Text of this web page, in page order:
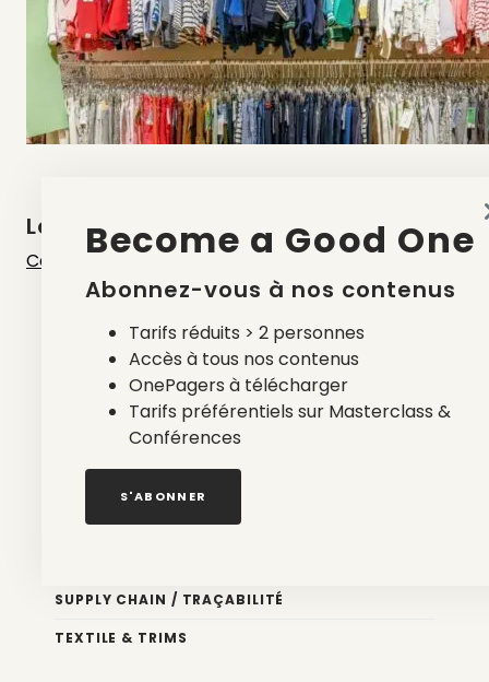
Laisser un commentaire
Connectez vouspour laisser un commentaire.
Éco conception
SUPPLY CHAIN / TRAÇABILITÉ
TEXTILE & TRIMS
Become a Good One
Abonnez-vous à nos contenus
Tarifs réduits > 2 personnes
Accès à tous nos contenus
OnePagers à télécharger
Tarifs préférentiels sur Masterclass &
Conférences
S'ABONNER